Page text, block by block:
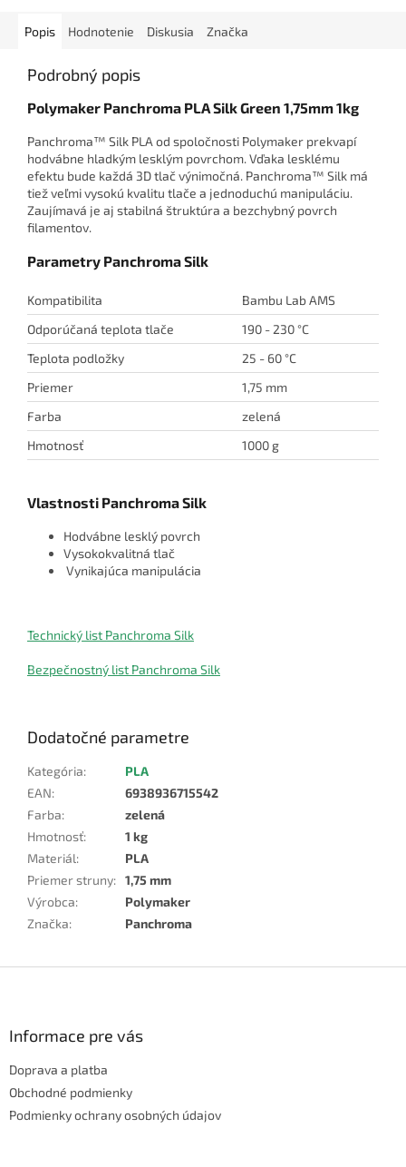
Popis Hodnotenie Diskusia Značka
Podrobný popis
Polymaker Panchroma PLA Silk Green 1,75mm 1kg
Panchroma™ Silk PLA od spoločnosti Polymaker prekvapí
hodvábne hladkým lesklým povrchom. Vďaka lesklému
efektu bude každá 3D tlač výnimočná. Panchroma™ Silk má
tiež veľmi vysokú kvalitu tlače a jednoduchú manipuláciu.
Zaujímavá je aj stabilná štruktúra a bezchybný povrch
filamentov.
Parametry Panchroma Silk
Kompatibilita
Bambu Lab AMS
Odporúčaná teplota tlače
190 - 230 °C
Teplota podložky
25 - 60 °C
Priemer
1,75 mm
Farba
zelená
Hmotnosť
1000 g
Vlastnosti Panchroma Silk
Hodvábne lesklý povrch
Vysokokvalitná tlač
Vynikajúca manipulácia
Technický list Panchroma Silk
Bezpečnostný list Panchroma Silk
Dodatočné parametre
Kategória:
PLA
EAN:
6938936715542
Farba:
zelená
Hmotnosť:
1 kg
Materiál:
PLA
Priemer struny: 1,75 mm
Výrobca:
Polymaker
Značka: Panchroma
Informace pre vás
Doprava a platba
Obchodné podmienky
Podmienky ochrany osobných údajov